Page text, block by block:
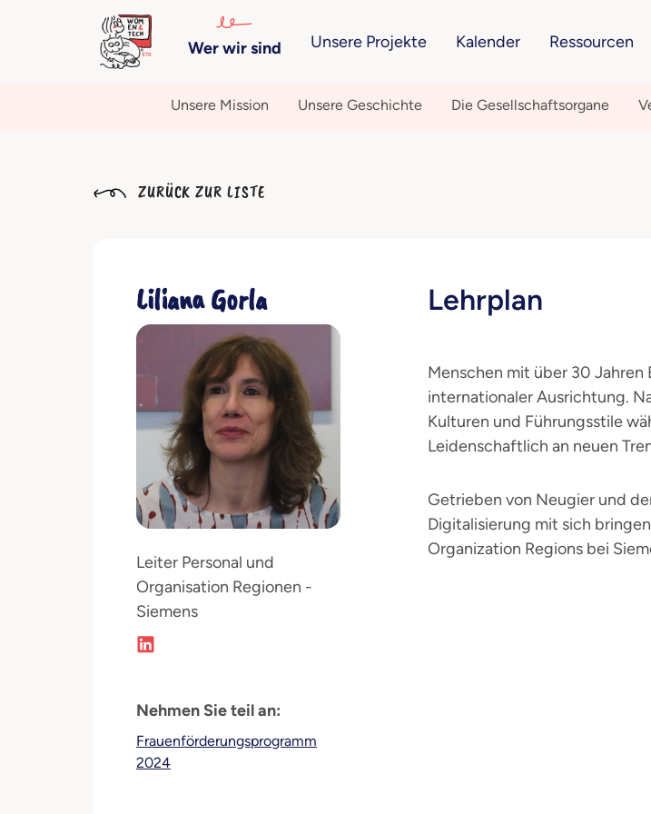
Wer wir sind Unsere Projekte Kalender Ressourcen
Unsere Mission Unsere Geschichte Die Gesellschaftsorgane
ZURÜCK ZUR LISTE
Liliana Gorla
Leiter Personal und
Organisation Regionen -
Siemens
Nehmen Sie teil an:
Frauenförderungsprogramm
2024
Lehrplan
Menschen mit über 30
internationaler Ausrichtung.
Kulturen und Führungsstile
Leidenschaftlich an neuen
Getrieben von Neugier und
Digitalisierung mit sich
Organization Regions bei